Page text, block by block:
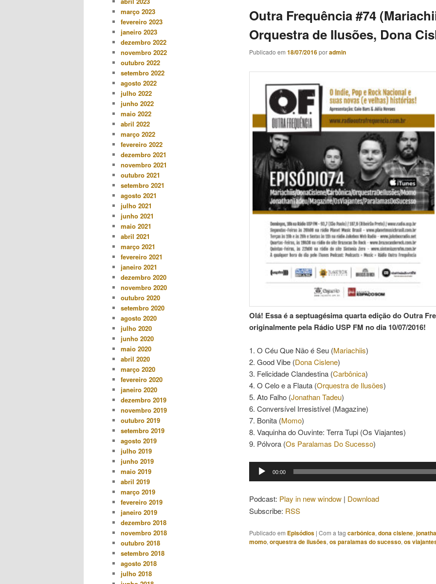
Outra Frequência #74
Orquestra de Ilusões, Dona
Publicado em 18/07/2016poradmin
Olá! Essa é a septuagésima quarta edição do Outra
originalmente pela Rádio USP FM no dia 10/07/2016!
1. O Céu Que Não é Seu (Mariachiis)
2. Good Vibe (Dona Cislene)
3. Felicidade Clandestina (Carbônica)
4. O Celo e a Flauta (Orquestra de Ilusões)
5. Ato Falho (Jonathan Tadeu)
6. Conversível Irresistível (Magazine)
7. Bonita (Momo)
8. Vaquinha do Ouvinte: Terra Tupi (Os Viajantes)
9. Pólvora (Os Paralamas Do Sucesso)
Tocador 00:00
Podcast: Play in new window | Download
Subscribe: RSS
Publicado em Episódios | Com a tag carbônica, dona cislene,
momo, orquestra de ilusões, os paralamas do sucesso, os
março 2023
fevereiro 2023
janeiro 2023
dezembro 2022
novembro 2022
outubro 2022
setembro 2022
agosto 2022
julho 2022
junho 2022
maio 2022
abril 2022
março 2022
fevereiro 2022
dezembro 2021
novembro 2021
outubro 2021
setembro 2021
agosto 2021
julho 2021
junho 2021
maio 2021
abril 2021
março 2021
fevereiro 2021
janeiro 2021
dezembro 2020
novembro 2020
outubro 2020
setembro 2020
agosto 2020
julho 2020
junho 2020
maio 2020
abril 2020
março 2020
fevereiro 2020
janeiro 2020
dezembro 2019
novembro 2019
outubro 2019
setembro 2019
agosto 2019
julho 2019
junho 2019
maio 2019
abril 2019
março 2019
fevereiro 2019
janeiro 2019
dezembro 2018
novembro 2018
outubro 2018
setembro 2018
agosto 2018
julho 2018